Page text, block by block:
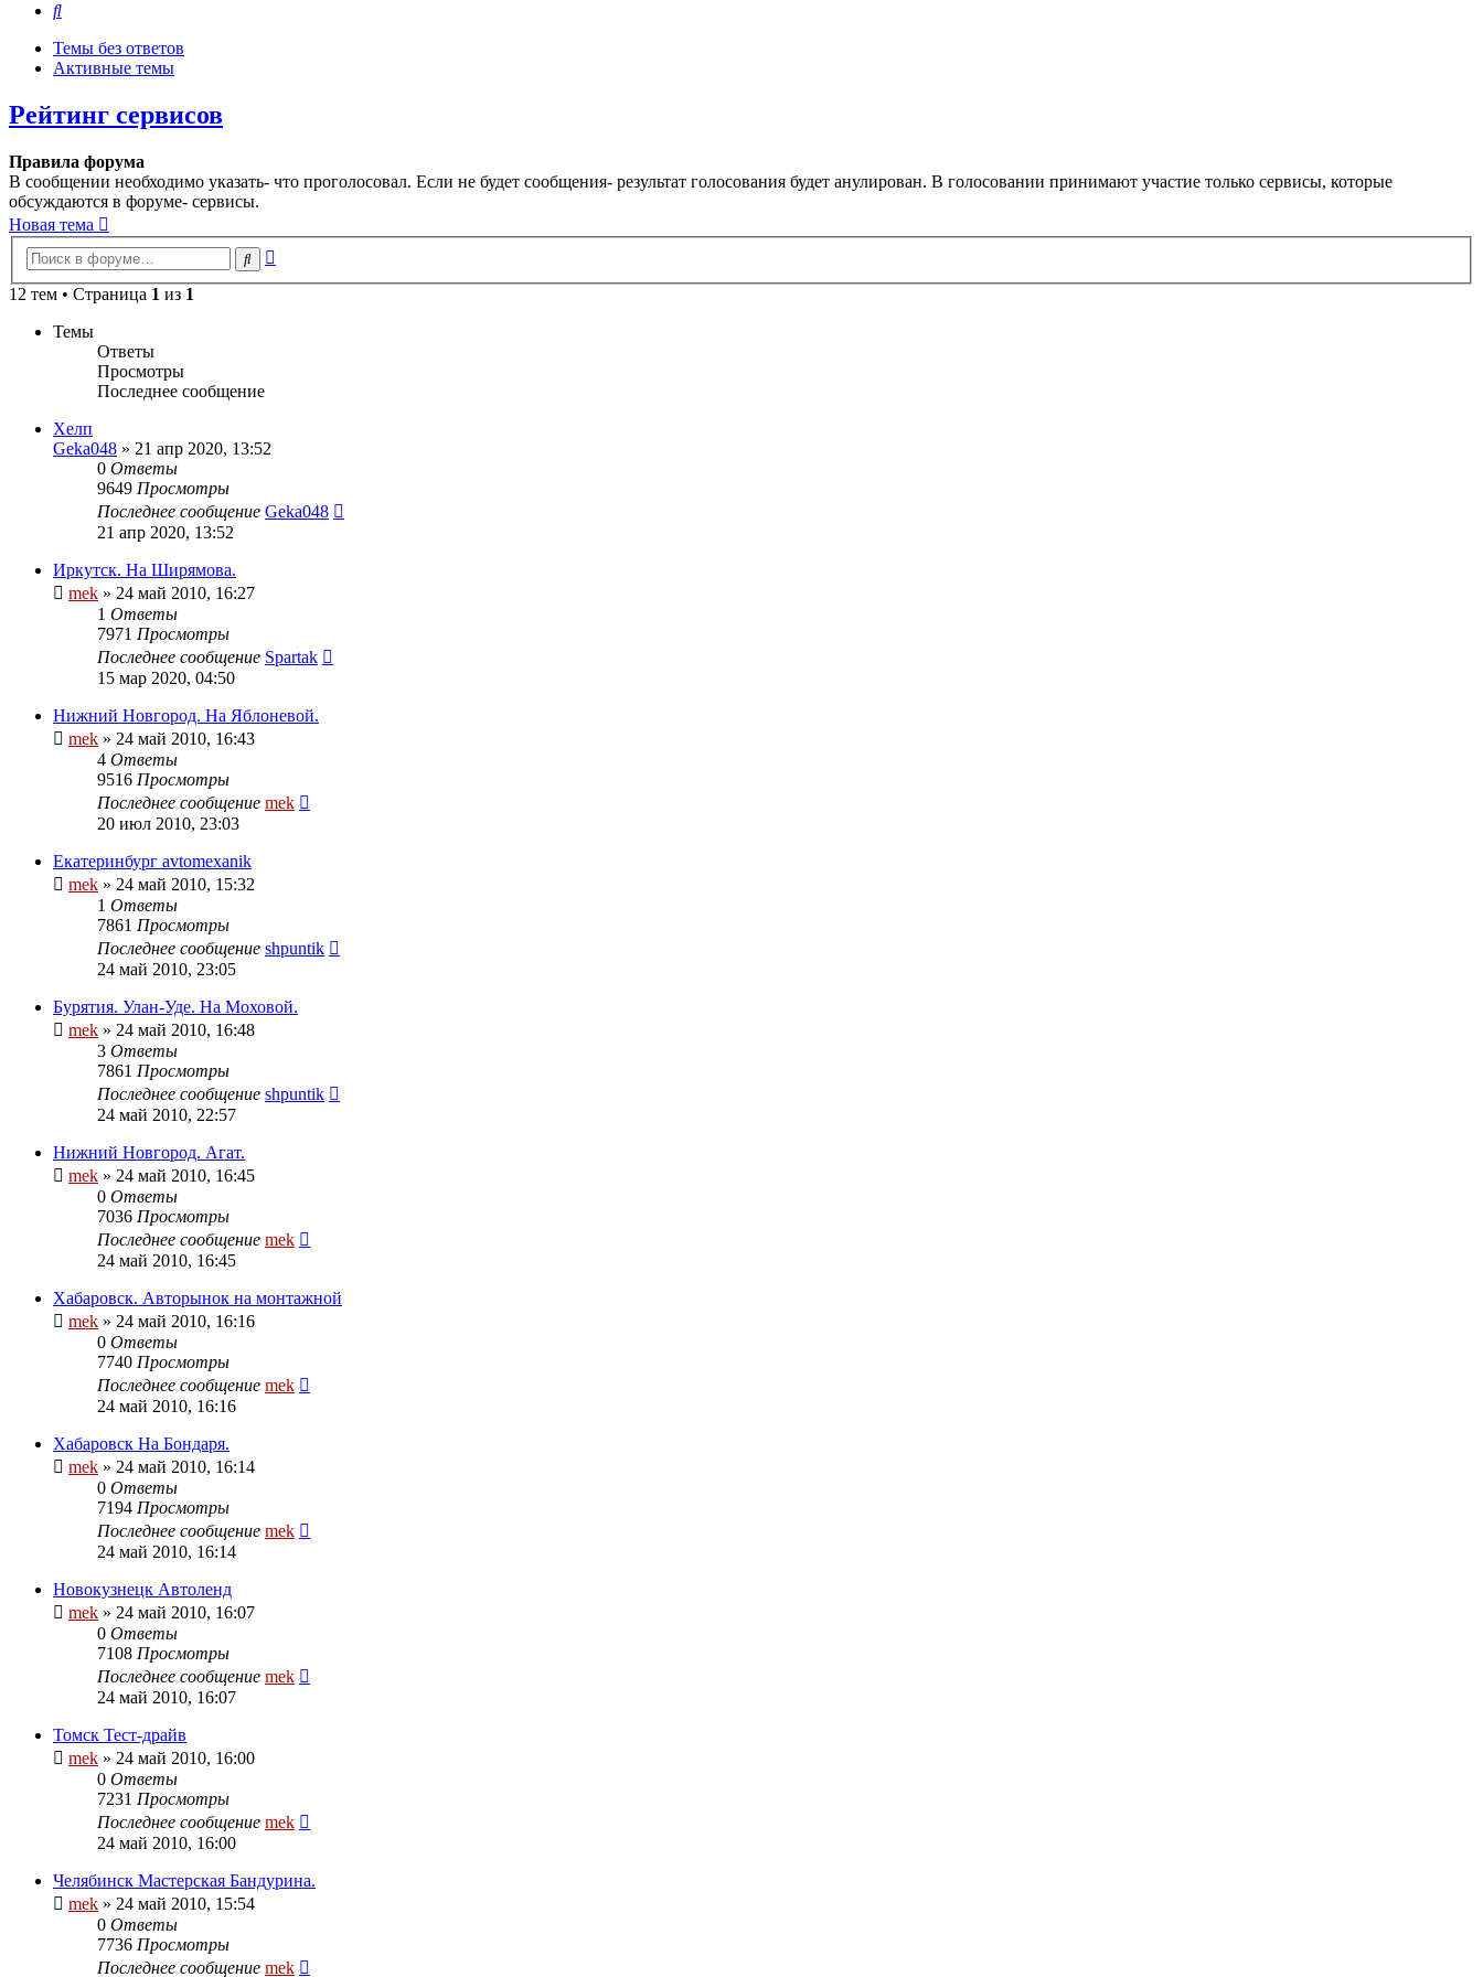
Поиск
Темы без ответов
Активные темы
Рейтинг сервисов
Правила форума
В сообщении необходимо указать- что проголосовал. Если не будет сообщения- результат голосования будет анулирован. В голосовании принимают участие только сервисы, которые
обсуждаются в форуме- сервисы.
Новая тема
Поиск
12 тем • Страница 1 из 1
Темы
Ответы
Просмотры
Последнее сообщение
Хелп
Geka048 » 21 апр 2020, 13:52
0 Ответы
9649 Просмотры
Последнее сообщение Geka048
21 апр 2020, 13:52
Иркутск. На Ширямова.
mek » 24 май 2010, 16:27
1 Ответы
7971 Просмотры
Последнее сообщение Spartak
15 мар 2020, 04:50
Нижний Новгород. На Яблоневой.
mek » 24 май 2010, 16:43
4 Ответы
9516 Просмотры
Последнее сообщение mek
20 июл 2010, 23:03
Екатеринбург avtomexanik
mek » 24 май 2010, 15:32
1 Ответы
7861 Просмотры
Последнее сообщение shpuntik
24 май 2010, 23:05
Бурятия. Улан-Уде. На Моховой.
mek » 24 май 2010, 16:48
3 Ответы
7861 Просмотры
Последнее сообщение shpuntik
24 май 2010, 22:57
Нижний Новгород. Агат.
mek » 24 май 2010, 16:45
0 Ответы
7036 Просмотры
Последнее сообщение mek
24 май 2010, 16:45
Хабаровск. Авторынок на монтажной
mek » 24 май 2010, 16:16
0 Ответы
7740 Просмотры
Последнее сообщение mek
24 май 2010, 16:16
Хабаровск На Бондаря.
mek » 24 май 2010, 16:14
0 Ответы
7194 Просмотры
Последнее сообщение mek
24 май 2010, 16:14
Новокузнецк Автоленд
mek » 24 май 2010, 16:07
0 Ответы
7108 Просмотры
Последнее сообщение mek
24 май 2010, 16:07
Томск Тест-драйв
mek » 24 май 2010, 16:00
0 Ответы
7231 Просмотры
Последнее сообщение mek
24 май 2010, 16:00
Челябинск Мастерская Бандурина.
mek » 24 май 2010, 15:54
0 Ответы
7736 Просмотры
Последнее сообщение mek